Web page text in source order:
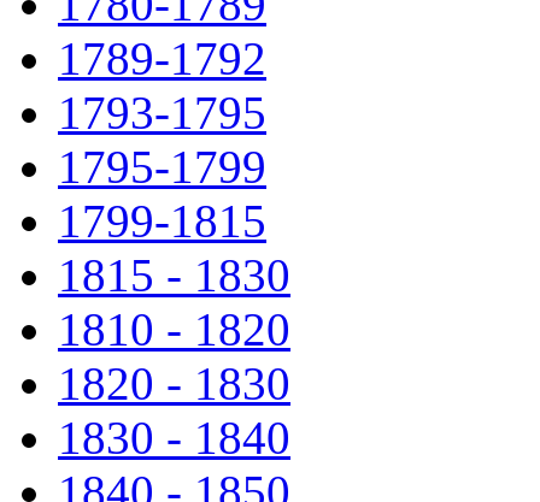
1789-1792
1793-1795
1795-1799
1799-1815
1815 - 1830
1810 - 1820
1820 - 1830
1830 - 1840